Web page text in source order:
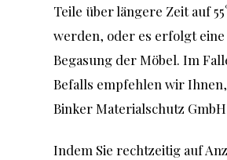
Teile über längere Zeit auf
werden, oder es erfolgt
Begasung der Möbel. Im
Befalls empfehlen wir
Binker Materialschutz GmbH
Indem Sie rechtzeitig auf